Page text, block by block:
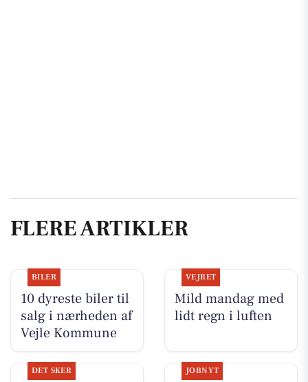
FLERE ARTIKLER
BILER
10 dyreste biler til
salg i nærheden af
Vejle Kommune
VEJRET
Mild mandag med
lidt regn i luften
DET SKER JOBNYT